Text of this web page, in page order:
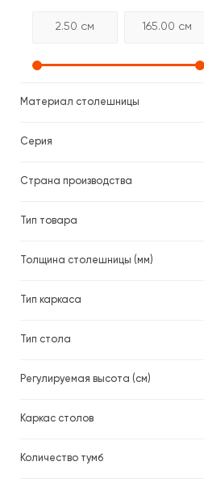
Материал столешницы
Серия
Страна производства
Тип товара
Толщина столешницы (мм)
Тип каркаса
Тип стола
Регулируемая высота (см)
Каркас столов
Количество тумб